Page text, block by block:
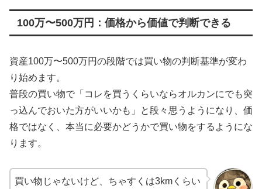
100万〜500万円：価格から価値で判断できる
資産100万〜500万円の段階では買い物の判断基準が変わ
り始めます。
普段の買い物で「コレを買うくらいならオルカンにでも突
っ込んでおいた方がいいかも」と段々思うようになり、価
格ではなく、本当に必要かどうかで買い物をするようにな
ります。
買い物じゃないけど、ちゃすくは3kmくらい